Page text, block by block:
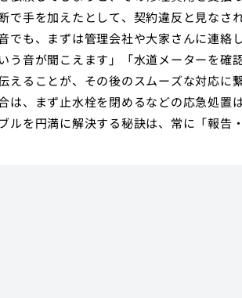
で手を加えたとして、契約違反と見な
でも、まずは管理会社や大家さんに連絡
う音が聞こえます」「水道メーターを確
えることが、その後のスムーズな対応
は、まず止水栓を閉めるなどの応急処置
ルを円満に解決する秘訣は、常に「報告